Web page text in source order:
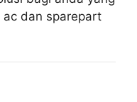
ac dan sparepart